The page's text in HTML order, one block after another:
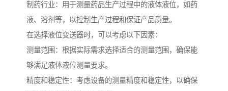
制药行业：用于测量药品生产过程中的液体液位，如药
液、溶剂等，以控制生产过程和保证产品质量。
在选择液位变送器时，可以考虑以下因素：
测量范围：根据实际需求选择适合的测量范围，确保能
够满足液体液位测量要求。
精度和稳定性：考虑设备的测量精度和稳定性，以确保